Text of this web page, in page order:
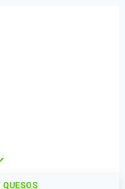
QUESOS